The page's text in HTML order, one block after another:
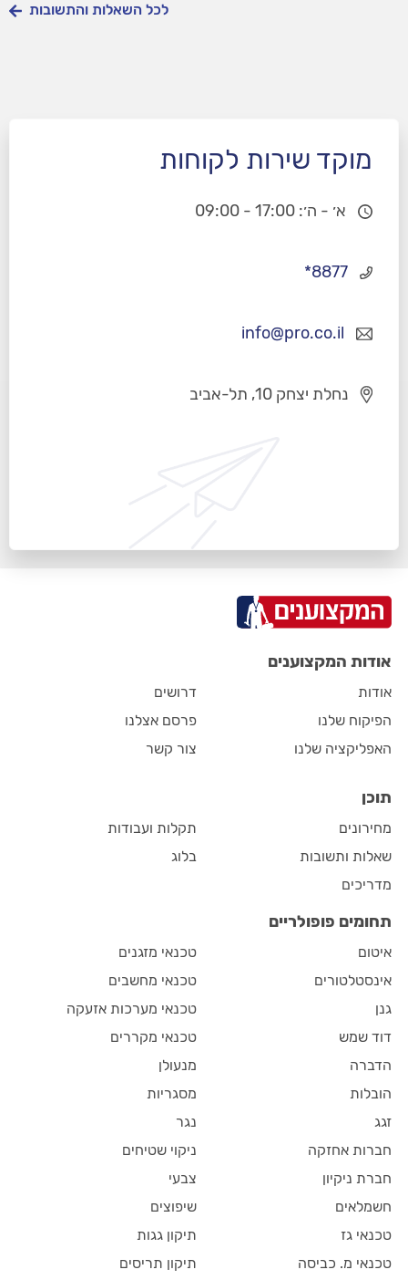
לכל השאלות והתשובות
מוקד שירות לקוחות
א׳ - ה׳: 17:00 - 09:00
info@pro.co.il
*8877
נחלת יצחק 10, תל-אביב
אודות המקצוענים
אודות
הפיקוח שלנו
האפליקציה שלנו
דרושים
פרסם אצלנו
צור קשר
תוכן
מחירונים
שאלות ותשובות
מדריכים
תקלות ועבודות
בלוג
תחומים פופולריים
איטום
אינסטלטורים
גנן
דוד שמש
הדברה
הובלות
זגג
חברות אחזקה
חברת ניקיון
חשמלאים
טכנאי גז
טכנאי מ. כביסה
טכנאי מזגנים
טכנאי מחשבים
טכנאי מערכות אזעקה
טכנאי מקררים
מנעולן
מסגריות
נגר
ניקוי שטיחים
צבעי
שיפוצים
תיקון גגות
תיקון תריסים